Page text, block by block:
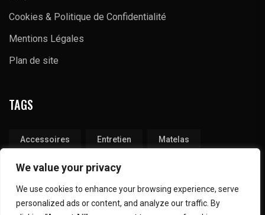
We value your privacy
We use cookies to enhance your browsing experience, serve
personalized ads or content, and analyze our traffic. By
Cookies & Politique de Confidentialité
Mentions Légales
Plan de site
TAGS
Accessoires Entretien Matelas
Produits Tapis